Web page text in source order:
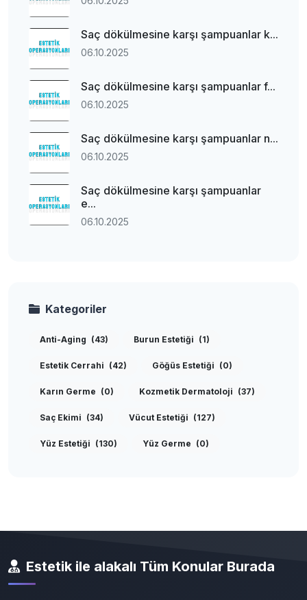
Saç dökülmesine karşı şampuanlar k...
06.10.2025
Saç dökülmesine karşı şampuanlar f...
06.10.2025
Saç dökülmesine karşı şampuanlar n...
06.10.2025
Saç dökülmesine karşı şampuanlar
e...
06.10.2025
Kategoriler
Anti-Aging (43) Burun Estetiği (1)
Estetik Cerrahi (42) Göğüs Estetiği (0)
Karın Germe (0) Kozmetik Dermatoloji (37)
Saç Ekimi (34) Vücut Estetiği (127)
Yüz Estetiği (130) Yüz Germe (0)
Estetik ile alakalı Tüm Konular Burada